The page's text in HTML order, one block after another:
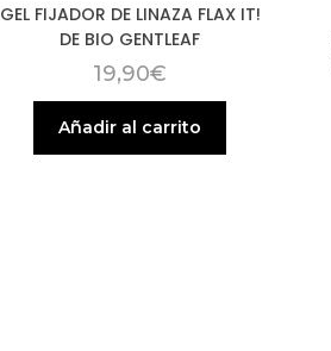
GEL FIJADOR DE LINAZA FLAX IT!
DE BIO GENTLEAF
19,90€
Añadir al carrito